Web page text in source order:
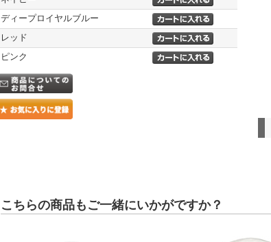
ディープロイヤルブルー
レッド
ピンク
こちらの商品もご一緒にいかがですか？